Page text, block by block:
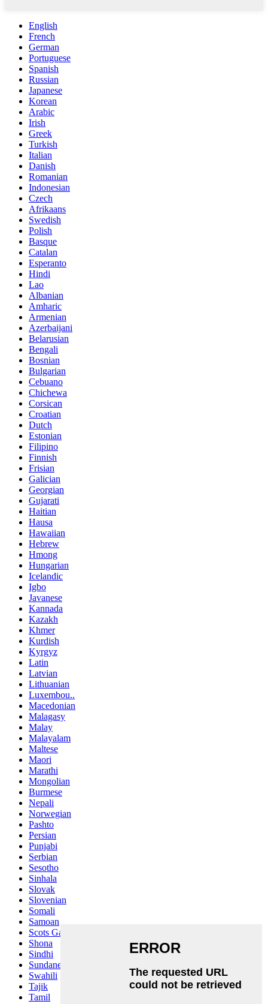
English
French
German
Portuguese
Spanish
Russian
Japanese
Korean
Arabic
Irish
Greek
Turkish
Italian
Danish
Romanian
Indonesian
Czech
Afrikaans
Swedish
Polish
Basque
Catalan
Esperanto
Hindi
Lao
Albanian
Amharic
Armenian
Azerbaijani
Belarusian
Bengali
Bosnian
Bulgarian
Cebuano
Chichewa
Corsican
Croatian
Dutch
Estonian
Filipino
Finnish
Frisian
Galician
Georgian
Gujarati
Haitian
Hausa
Hawaiian
Hebrew
Hmong
Hungarian
Icelandic
Igbo
Javanese
Kannada
Kazakh
Khmer
Kurdish
Kyrgyz
Latin
Latvian
Lithuanian
Luxembou..
Macedonian
Malagasy
Malay
Malayalam
Maltese
Maori
Marathi
Mongolian
Burmese
Nepali
Norwegian
Pashto
Persian
Punjabi
Serbian
Sesotho
Sinhala
Slovak
Slovenian
Somali
Samoan
Scots Gaelic
Shona
Sindhi
Sundanese
Swahili
Tajik
Tamil